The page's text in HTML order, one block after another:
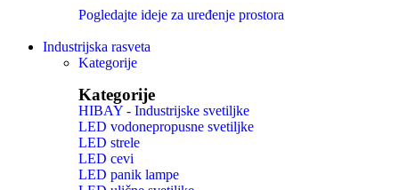
Pogledajte ideje za uređenje prostora
Industrijska rasveta
Kategorije
Kategorije
HIBAY - Industrijske svetiljke
LED vodonepropusne svetiljke
LED strele
LED cevi
LED panik lampe